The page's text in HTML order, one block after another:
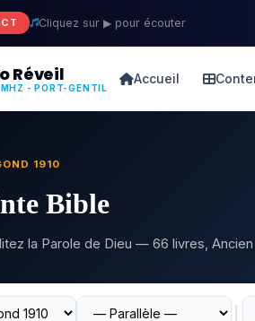
Cliquez sur ▶ pour écouter
Réveil
- PORT-GENTIL
Accueil
1910
Bible
la Parole de Dieu — 66 livres,